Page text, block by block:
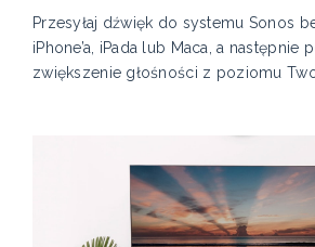
Przesyłaj dźwięk do systemu Sonos
iPhone’a, iPada lub Maca, a następnie
zwiększenie głośności z poziomu